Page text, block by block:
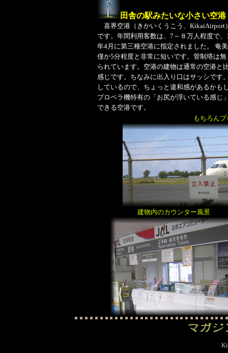
田舎の駅みたいな小さい空港
喜界空港（きかいくうこう、KikaiAirport
です。年間利用客数は、7～８万人程度で
年4月に第三種空港に指定されました。 奄
僅か5分程度と非常に短いです。管制塔は
られています。空港の建物は通常の空港と
感じです。ちなみに出入り口はサッシです
しているので、ちょっと違和感があるかも
プロペラ機特有の「お尻が浮いている感じ
できる空港です。
もちろん
建物内のカウンター風景